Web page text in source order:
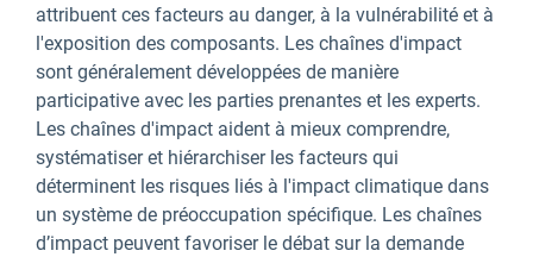
attribuent ces facteurs au danger, à la vulnérabilité et à
l'exposition des composants. Les chaînes d'impact
sont généralement développées de manière
participative avec les parties prenantes et les experts.
Les chaînes d'impact aident à mieux comprendre,
systématiser et hiérarchiser les facteurs qui
déterminent les risques liés à l'impact climatique dans
un système de préoccupation spécifique. Les chaînes
d’impact peuvent favoriser le débat sur la demande